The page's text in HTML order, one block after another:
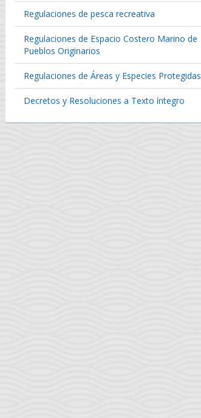
Regulaciones de pesca recreativa
Regulaciones de Espacio Costero Marino de
Pueblos Originarios
Regulaciones de Áreas y Especies Protegidas
Decretos y Resoluciones a Texto íntegro